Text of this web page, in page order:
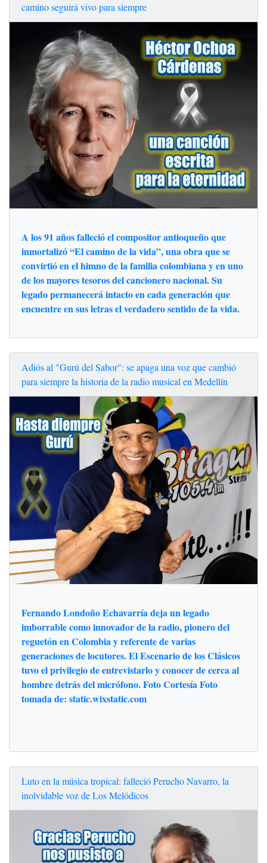
camino seguirá vivo para siempre
A los 91 años falleció el compositor antioqueño que
inmortalizó “El camino de la vida”, una obra que se
convirtió en el himno de la familia colombiana y en uno
de los mayores tesoros del cancionero nacional. Su
legado permanecerá intacto en cada generación que
encuentre en sus letras el verdadero sentido de la vida.
Adiós al "Gurú del Sabor": se apaga una voz que cambió
para siempre la historia de la radio musical en Medellín
Fernando Londoño Echavarría deja un legado
imborrable como innovador de la radio, pionero del
reguetón en Colombia y referente de varias
generaciones de locutores. El Escenario de los Clásicos
tuvo el privilegio de entrevistarlo y conocer de cerca al
hombre detrás del micrófono. Foto Cortesía Foto
tomada de: static.wixstatic.com
Luto en la música tropical: falleció Perucho Navarro, la
inolvidable voz de Los Melódicos